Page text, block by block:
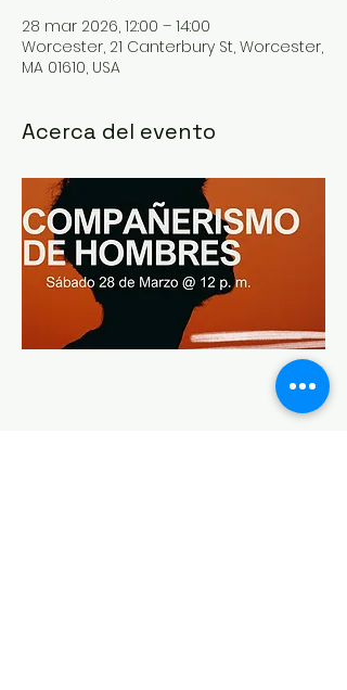
28 mar 2026, 12:00 – 14:00
Worcester, 21 Canterbury St, Worcester,
MA 01610, USA
Acerca del evento